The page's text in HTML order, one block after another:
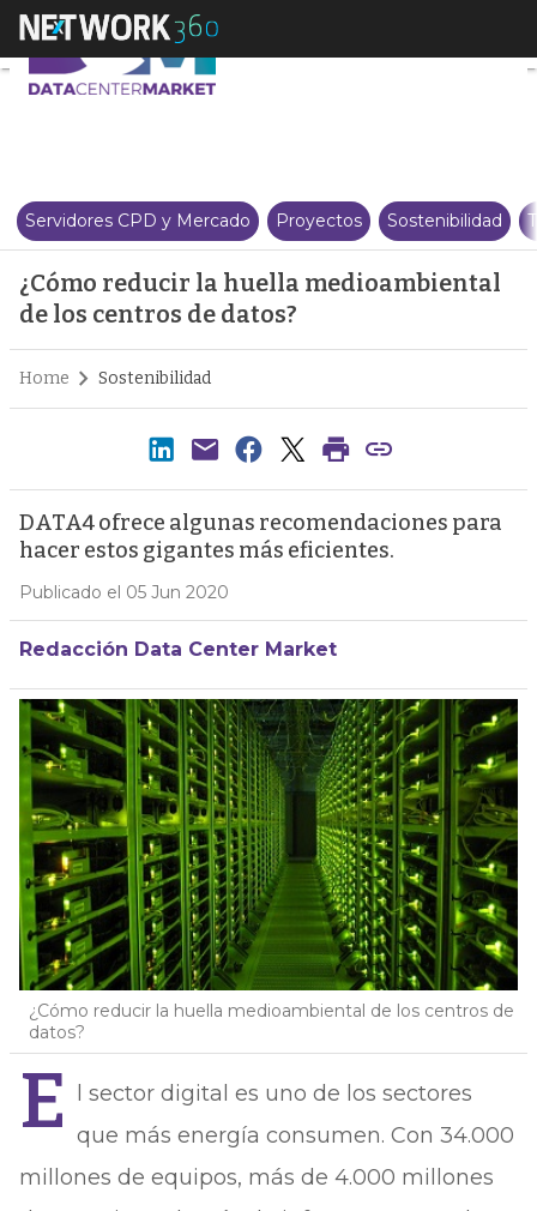
¿Cómo reducir la huella
Servidores CPD y Mercado Proyectos Sostenibilidad
¿Cómo reducir la huella medioambiental
de los centros de datos?
Home Sostenibilidad
DATA4 ofrece algunas recomendaciones para
hacer estos gigantes más eficientes.
Publicado el 05 Jun 2020
Redacción Data Center Market
¿Cómo reducir la huella medioambiental de los centros de
datos?
E
l sector digital es uno de los sectores
que más energía consumen. Con 34.000
millones de equipos, más de 4.000 millones